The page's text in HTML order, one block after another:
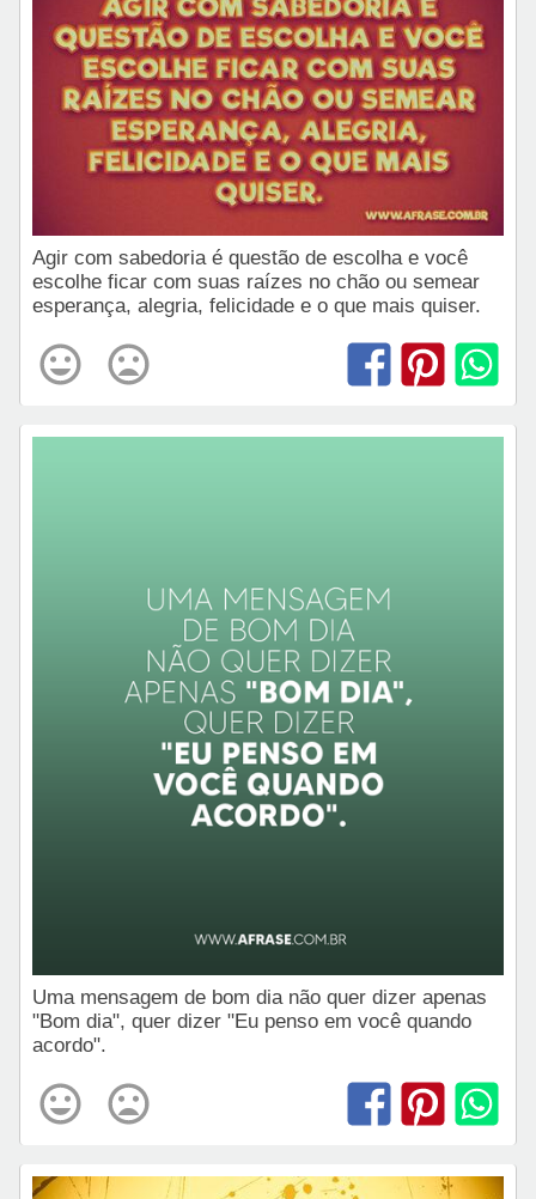
Agir com sabedoria é questão de escolha e você
escolhe ficar com suas raízes no chão ou semear
esperança, alegria, felicidade e o que mais quiser.
Uma mensagem de bom dia não quer dizer apenas
"Bom dia", quer dizer "Eu penso em você quando
acordo".